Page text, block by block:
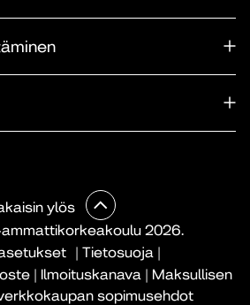
2026.
| Tietosuoja|
| Ilmoituskanava | Maksullisen
sopimusehdot
ylös